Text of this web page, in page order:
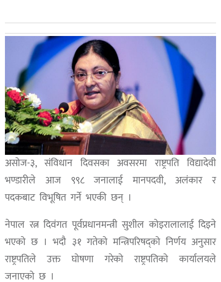
असोज-३, संविधान दिवसका अवसरमा राष्ट्रपति विद्यादेवी
भण्डारीले आज ९९८ जनालाई मानपदवी, अलंकार र
पदकबाट विभूषित गर्ने भएकी छन् ।
नेपाल रत्न दिवंगत पूर्वप्रधानमन्त्री सुशील कोइरालालाई दिइने
भएको छ । भदौ ३१ गतेको मन्त्रिपरिषद्को निर्णय अनुसार
राष्ट्रपतिले उक्त घोषणा गरेको राष्ट्रपतिको कार्यालयले
जनाएको छ ।